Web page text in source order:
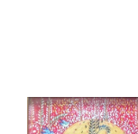
2024年 二人展